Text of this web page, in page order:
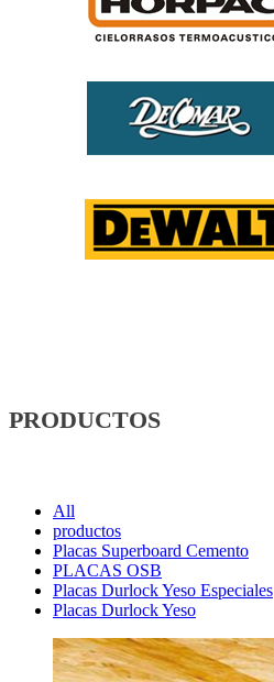
PRODUCTOS
All
productos
Placas Superboard Cemento
PLACAS OSB
Placas Durlock Yeso Especiales
Placas Durlock Yeso